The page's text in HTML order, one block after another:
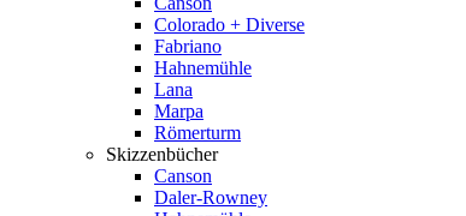
Colorado + Diverse
Fabriano
Hahnemühle
Lana
Marpa
Römerturm
Skizzenbücher
Canson
Daler-Rowney